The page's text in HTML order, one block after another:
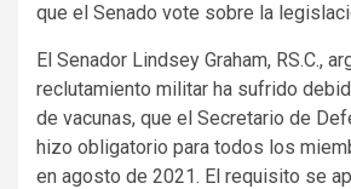
que el Senado vote sobre la
El Senador Lindsey Graham, RS.C.,
reclutamiento militar ha sufrido
de vacunas, que el Secretario de
hizo obligatorio para todos los
en agosto de 2021. El requisito se